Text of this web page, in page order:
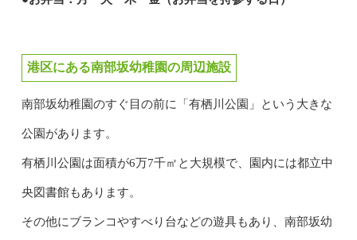
港区にある南部坂幼稚園の周辺施設
南部坂幼稚園のすぐ目の前に「有栖川公園」という大きな
公園があります。
有栖川公園は面積が6万7千㎡と大規模で、園内には都立中
央図書館もあります。
その他にブランコやすべり台などの遊具もあり、南部坂幼